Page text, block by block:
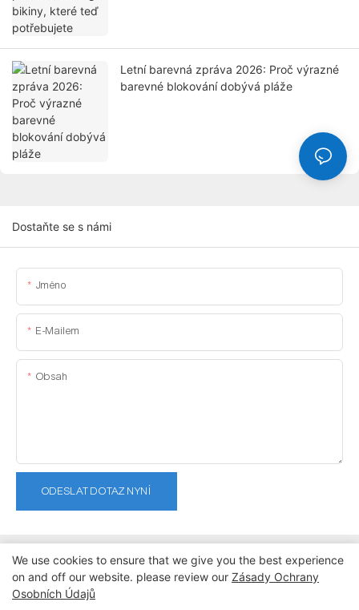
Letní barevná zpráva 2026: Proč výrazné
barevné blokování dobývá pláže
Dostaňte se s námi
Jméno
E-Mailem
Obsah
ODESLAT DOTAZ NYNÍ
Copyright © 2026 Dongguan Lanteng Sports Products Co., Ltd. |
We use cookies to ensure that we give you the best experience
on and off our website. please review our Zásady Ochrany
Osobních Údajů